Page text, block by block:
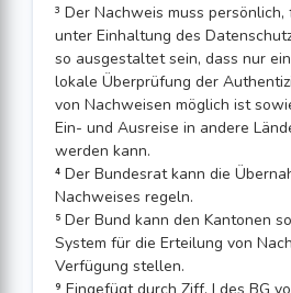
³ Der Nachweis muss
unter Einhaltung des
so ausgestaltet sein, dass nur
lokale Überprüfung der
von Nachweisen möglich ist
Ein- und Ausreise in andere
werden kann.
⁴ Der Bundesrat kann die
Nachweises regeln.
⁵ Der Bund kann den Kantonen
System für die Erteilung von
Verfügung stellen.